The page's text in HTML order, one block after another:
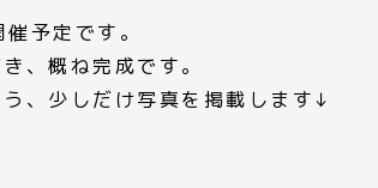
予定です。
、概ね完成です。
、少しだけ写真を掲載します↓